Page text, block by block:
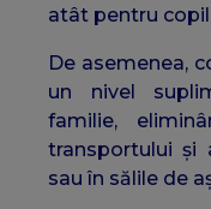
atât pentru
De asemenea,
un nivel
familie,
transportului și
sau în sălile de